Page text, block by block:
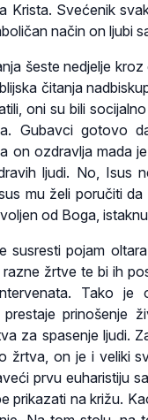
Krista. Svećenik
način on ljubi
šeste nedjelje
čitanja
oni su bili
Gubavci gotovo
on ozdravlja mada
ljudi. No, Isus
mu želi poručiti
od Boga,
susresti pojam
žrtve te bi ih
Tako je
prinošenje
za spasenje ljudi.
žrtva, on je i veliki
prvu euharistiju
prikazati na križu.